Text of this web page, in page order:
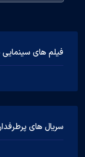
فیلم های سینمایی
سریال های